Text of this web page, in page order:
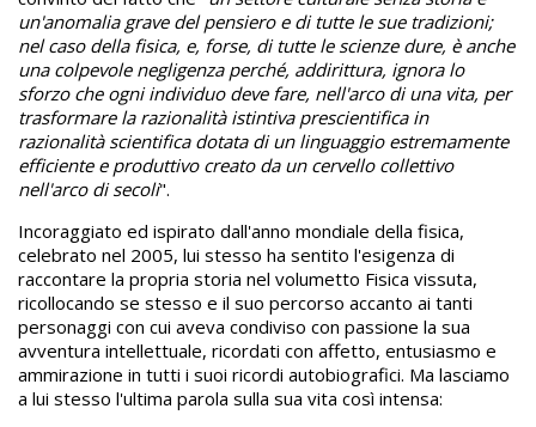
un'anomalia grave del pensiero e di tutte le sue tradizioni;
nel caso della fisica, e, forse, di tutte le scienze dure, è anche
una colpevole negligenza perché, addirittura, ignora lo
sforzo che ogni individuo deve fare, nell'arco di una vita, per
trasformare la razionalità istintiva prescientifica in
razionalità scientifica dotata di un linguaggio estremamente
efficiente e produttivo creato da un cervello collettivo
nell'arco di secoli".
Incoraggiato ed ispirato dall'anno mondiale della fisica,
celebrato nel 2005, lui stesso ha sentito l'esigenza di
raccontare la propria storia nel volumetto Fisica vissuta,
ricollocando se stesso e il suo percorso accanto ai tanti
personaggi con cui aveva condiviso con passione la sua
avventura intellettuale, ricordati con affetto, entusiasmo e
ammirazione in tutti i suoi ricordi autobiografici. Ma lasciamo
a lui stesso l'ultima parola sulla sua vita così intensa: